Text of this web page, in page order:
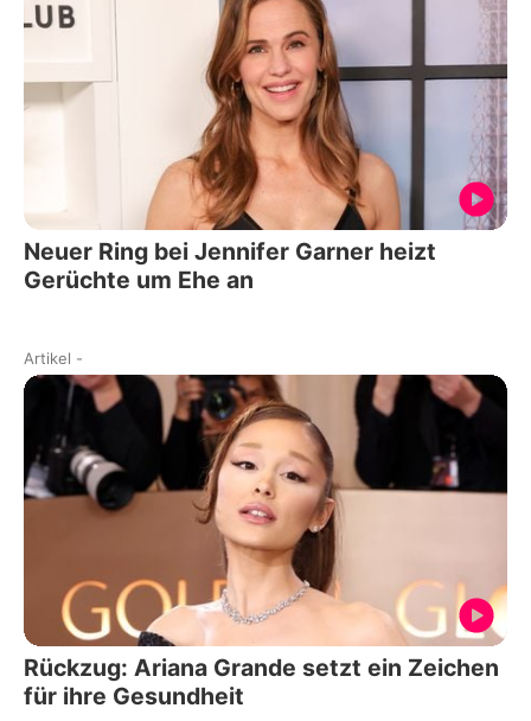
Neuer Ring bei Jennifer Garner heizt
Gerüchte um Ehe an
Artikel -
Rückzug: Ariana Grande setzt ein Zeichen
für ihre Gesundheit